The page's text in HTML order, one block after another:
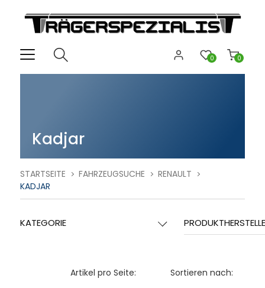
0
0
Kadjar
STARTSEITE FAHRZEUGSUCHE
RENAULT
KADJAR
KATEGORIE
Sortieren nach:
Artikel pro Seite: